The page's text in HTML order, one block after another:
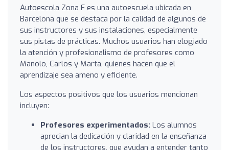
Autoescola Zona F es una autoescuela ubicada en
Barcelona que se destaca por la calidad de algunos de
sus instructores y sus instalaciones, especialmente
sus pistas de prácticas. Muchos usuarios han elogiado
la atención y profesionalismo de profesores como
Manolo, Carlos y Marta, quienes hacen que el
aprendizaje sea ameno y eficiente.
Los aspectos positivos que los usuarios mencionan
incluyen:
Profesores experimentados: Los alumnos
aprecian la dedicación y claridad en la enseñanza
de los instructores, que ayudan a entender tanto